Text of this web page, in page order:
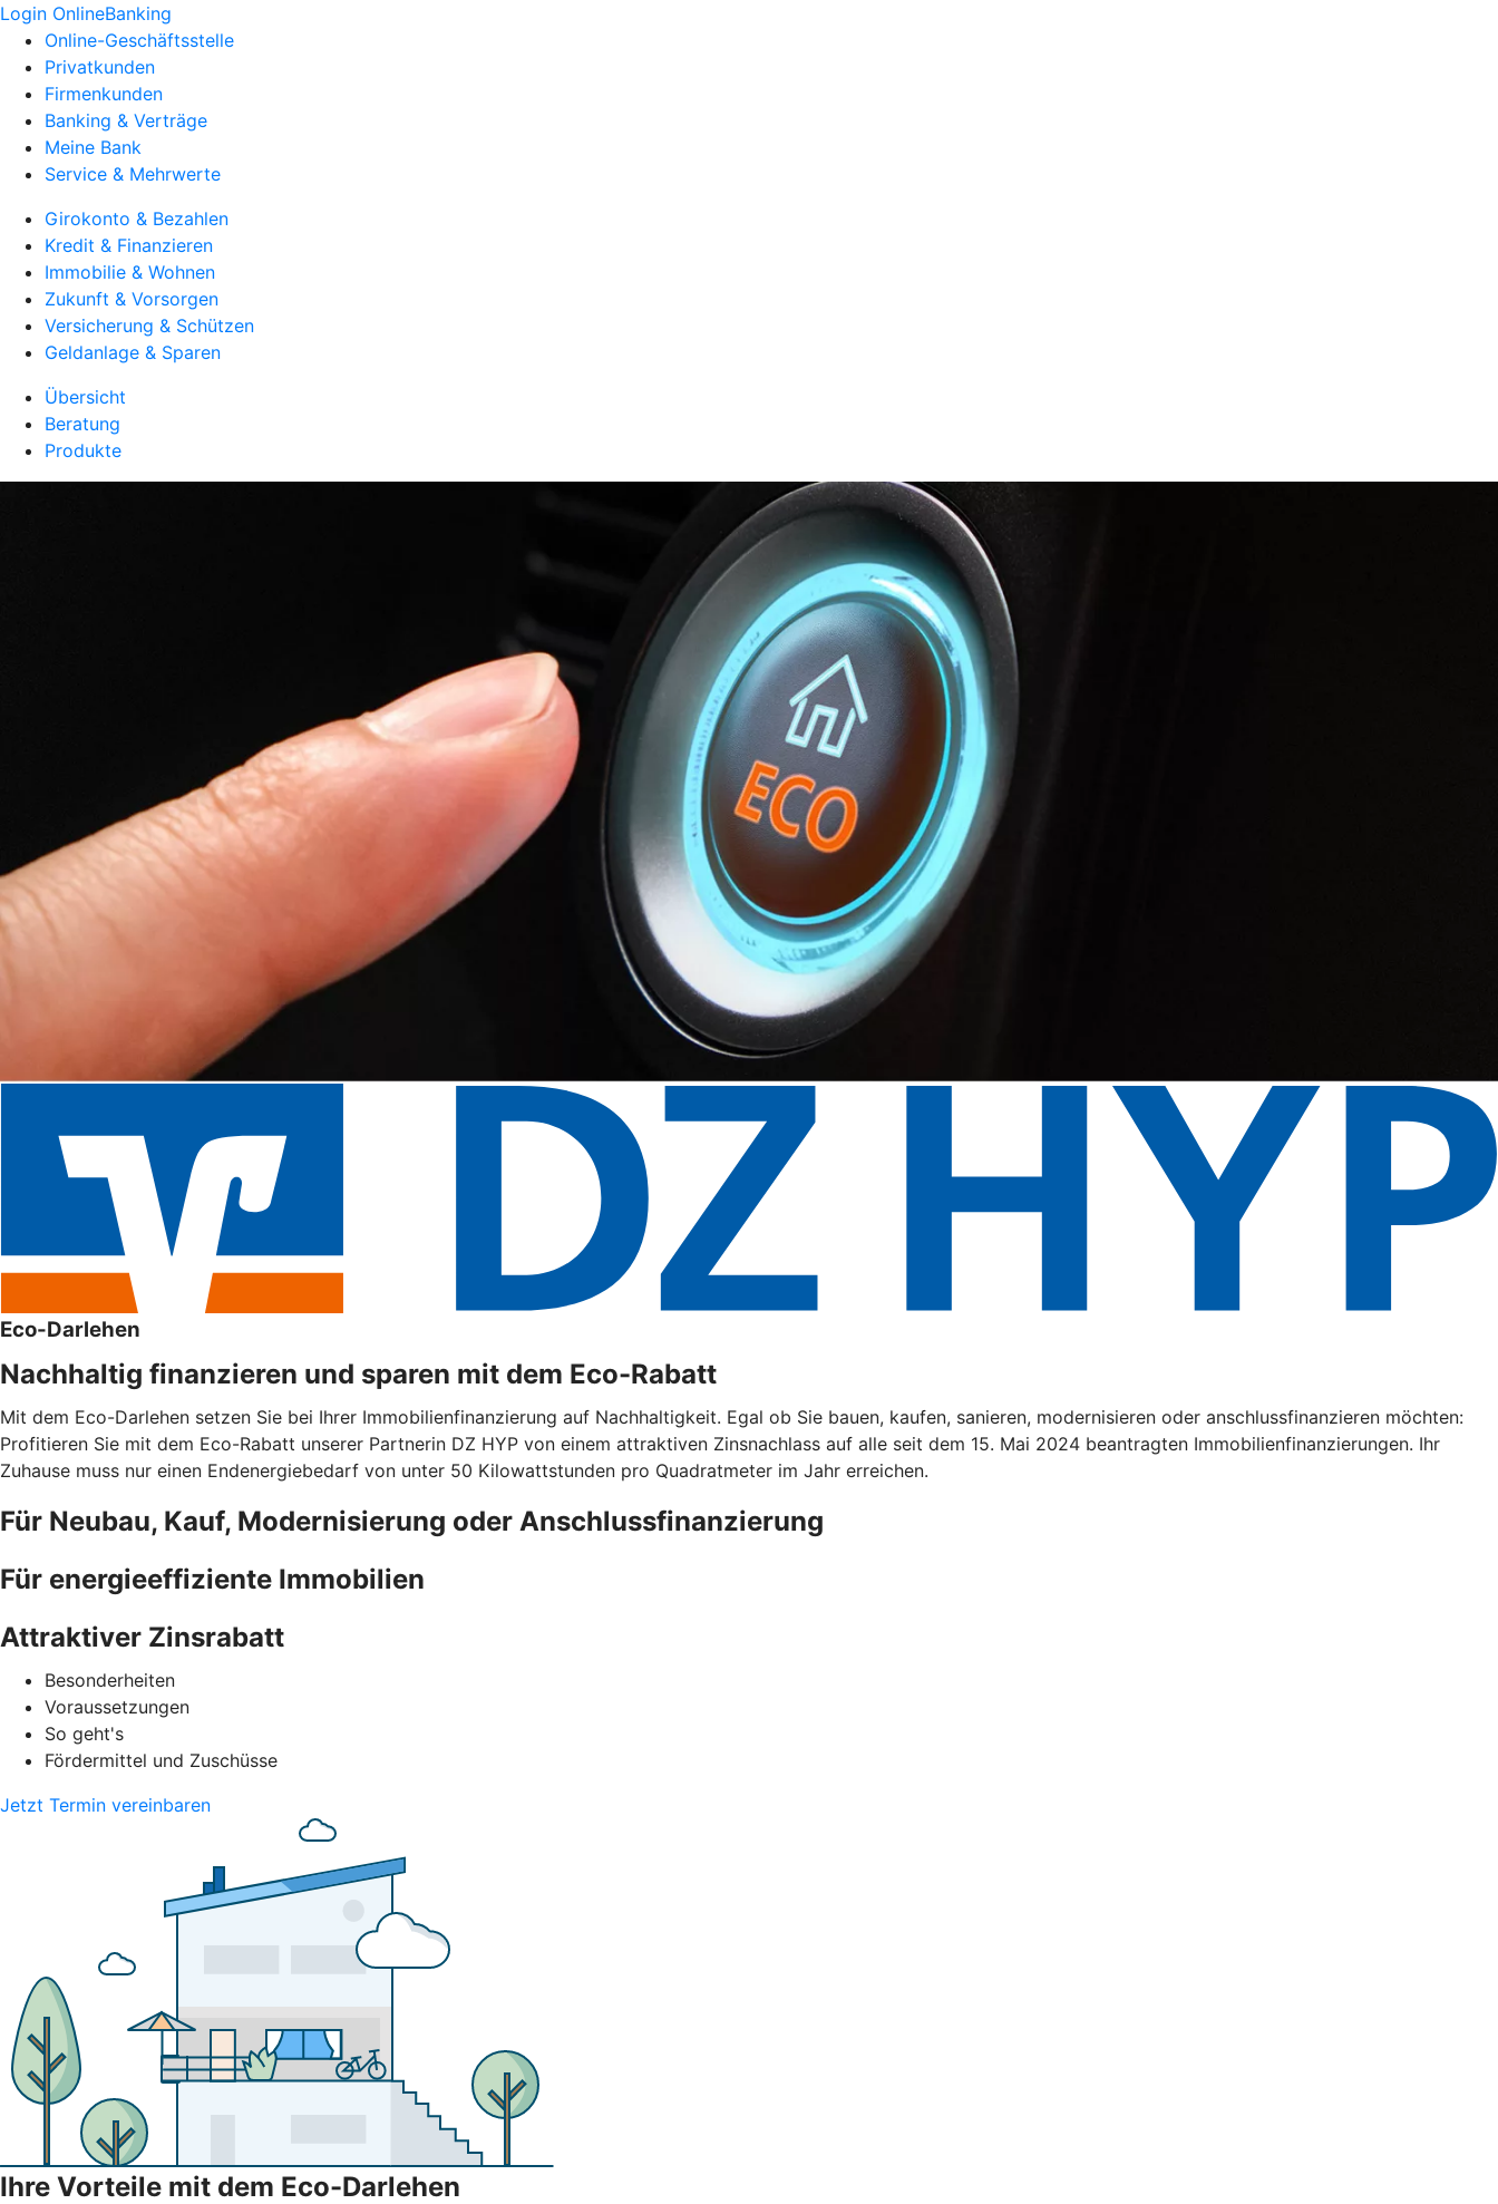
Login OnlineBanking
Online-Geschäftsstelle
Privatkunden
Firmenkunden
Banking & Verträge
Meine Bank
Service & Mehrwerte
Girokonto & Bezahlen
Kredit & Finanzieren
Immobilie & Wohnen
Zukunft & Vorsorgen
Versicherung & Schützen
Geldanlage & Sparen
Übersicht
Beratung
Produkte
Eco-Darlehen
Nachhaltig finanzieren und sparen mit dem Eco-Rabatt
Mit dem Eco-Darlehen setzen Sie bei Ihrer Immobilienfinanzierung auf Nachhaltigkeit. Egal ob Sie bauen, kaufen, sanieren, modernisieren oder anschlussfinanzieren möchten:
Profitieren Sie mit dem Eco-Rabatt unserer Partnerin DZ HYP von einem attraktiven Zinsnachlass auf alle seit dem 15. Mai 2024 beantragten Immobilienfinanzierungen. Ihr
Zuhause muss nur einen Endenergiebedarf von unter 50 Kilowattstunden pro Quadratmeter im Jahr erreichen.
Für Neubau, Kauf, Modernisierung oder Anschlussfinanzierung
Für energieeffiziente Immobilien
Attraktiver Zinsrabatt
Besonderheiten
Voraussetzungen
So geht's
Fördermittel und Zuschüsse
Jetzt Termin vereinbaren
Ihre Vorteile mit dem Eco-Darlehen